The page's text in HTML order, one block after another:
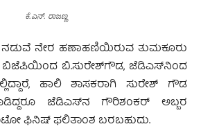
ಕೆ.ಎನ್. ರಾಜಣ್ಣ
ನೇರ ಹಣಾಹಣಿಯಿರುವ ತುಮಕೂರು
ಬಿಜೆಪಿಯಿಂದ ಬಿ.ಸುರೇಶ್‍ಗೌಡ, ಜೆಡಿಎಸ್‍ನಿಂದ
ಹಾಲಿ ಶಾಸಕರಾಗಿ ಸುರೇಶ್ ಗೌಡ
ಜೆಡಿಎಸ್‍ನ ಗೌರಿಶಂಕರ್ ಅಬ್ಬರ
ಫಿನಿಷ್ ಫಲಿತಾಂಶ ಬರಬಹುದು.